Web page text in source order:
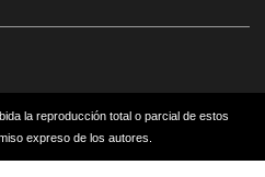
la reproducción total o parcial de estos
expreso de los autores.